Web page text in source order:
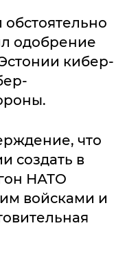
одобрение
кибер-
что
создать в
НАТО
войсками и